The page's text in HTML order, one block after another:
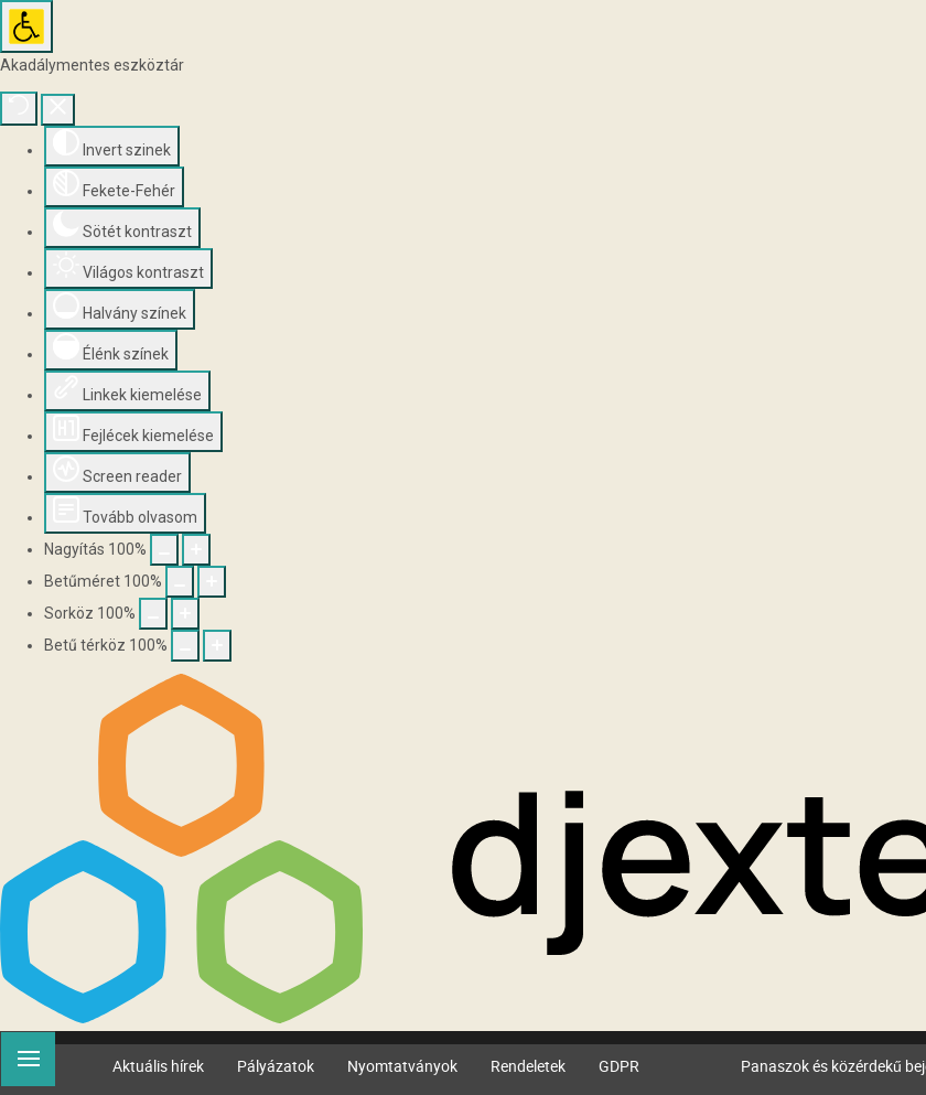
Akadálymentes eszköztár
Invert szinek
Fekete-Fehér
Sötét kontraszt
Világos kontraszt
Halvány színek
Élénk színek
Linkek kiemelése
Fejlécek kiemelése
Screen reader
Tovább olvasom
Nagyítás 100%
Betűméret 100%
Sorköz 100%
Betű térköz 100%
Aktuális hírek Pályázatok Nyomtatványok Rendeletek GDPR Panaszok és közérdekű